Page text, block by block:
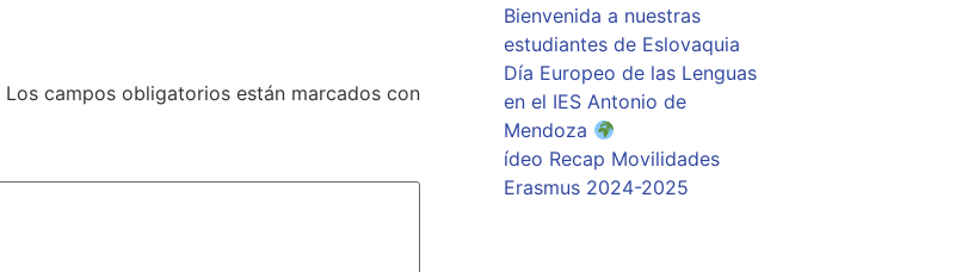
Los campos obligatorios están marcados con
Bienvenida a nuestras
estudiantes de Eslovaquia
Día Europeo de las Lenguas
en el IES Antonio de
Mendoza
ídeo Recap Movilidades
Erasmus 2024-2025